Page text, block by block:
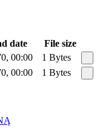
date
File size
00:00
1 Bytes
00:00
1 Bytes